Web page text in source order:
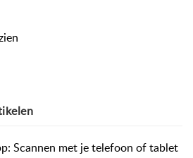
Scannen met je telefoon of tablet